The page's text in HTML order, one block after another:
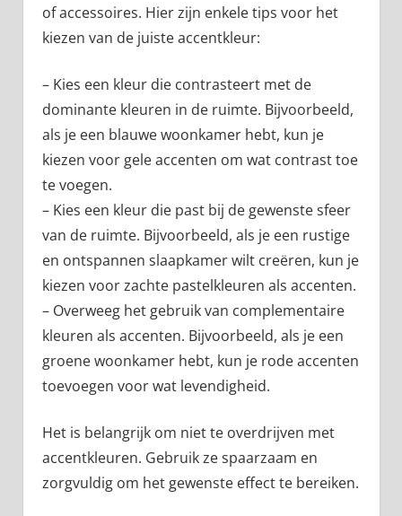
of accessoires. Hier zijn enkele tips voor het
kiezen van de juiste accentkleur:
– Kies een kleur die contrasteert met de
dominante kleuren in de ruimte. Bijvoorbeeld,
als je een blauwe woonkamer hebt, kun je
kiezen voor gele accenten om wat contrast toe
te voegen.
– Kies een kleur die past bij de gewenste sfeer
van de ruimte. Bijvoorbeeld, als je een rustige
en ontspannen slaapkamer wilt creëren, kun je
kiezen voor zachte pastelkleuren als accenten.
– Overweeg het gebruik van complementaire
kleuren als accenten. Bijvoorbeeld, als je een
groene woonkamer hebt, kun je rode accenten
toevoegen voor wat levendigheid.
Het is belangrijk om niet te overdrijven met
accentkleuren. Gebruik ze spaarzaam en
zorgvuldig om het gewenste effect te bereiken.